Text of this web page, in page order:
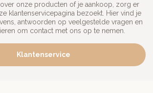
onze producten of je aankoop, zorg er
klantenservicepagina bezoekt. Hier vind je
antwoorden op veelgestelde vragen en
om contact met ons op te nemen.
Klantenservice